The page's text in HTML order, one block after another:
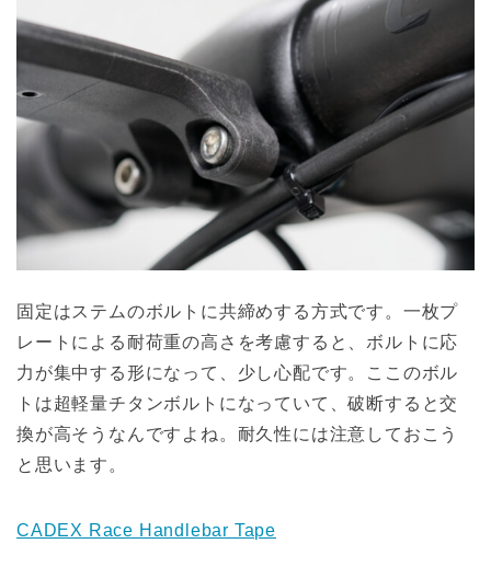
固定はステムのボルトに共締めする方式です。一枚プ
レートによる耐荷重の高さを考慮すると、ボルトに応
力が集中する形になって、少し心配です。ここのボル
トは超軽量チタンボルトになっていて、破断すると交
換が高そうなんですよね。耐久性には注意しておこう
と思います。
CADEX Race Handlebar Tape